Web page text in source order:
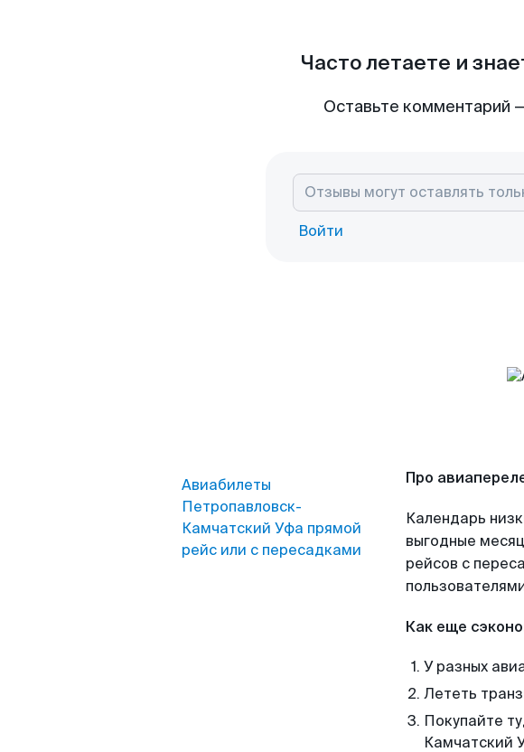
Часто летаете и
Оставьте комментарий
Войти
Авиабилеты
Петропавловск-
Камчатский Уфа прямой
рейс или с пересадками
Про
Календарь
выгодные
рейсов с
Как еще
У разных
Лететь
Покупайте
Камчатский